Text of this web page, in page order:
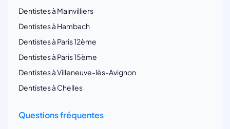
Dentistes à Mainvilliers
Dentistes à Hambach
Dentistes à Paris 12ème
Dentistes à Paris 15ème
Dentistes à Villeneuve-lès-Avignon
Dentistes à Chelles
Questions fréquentes